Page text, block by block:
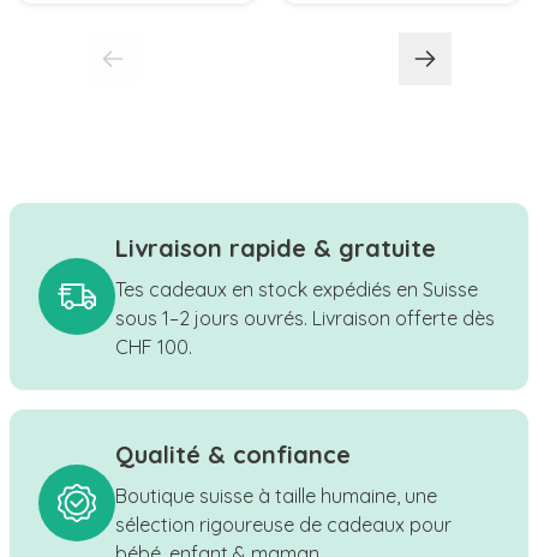
Livraison rapide & gratuite
Tes cadeaux en stock expédiés en Suisse
sous 1–2 jours ouvrés. Livraison offerte dès
CHF 100.
Qualité & confiance
Boutique suisse à taille humaine, une
sélection rigoureuse de cadeaux pour